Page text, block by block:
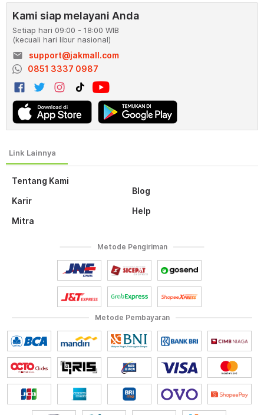
Tentang Kami
Karir
Mitra
Blog
Help
Kami siap melayani Anda
Setiap hari 09:00 - 18:00 WIB
(kecuali hari libur nasional)
email
support@jakmall.com
0851 3337 0987
Metode Pembayaran
Metode Pengiriman